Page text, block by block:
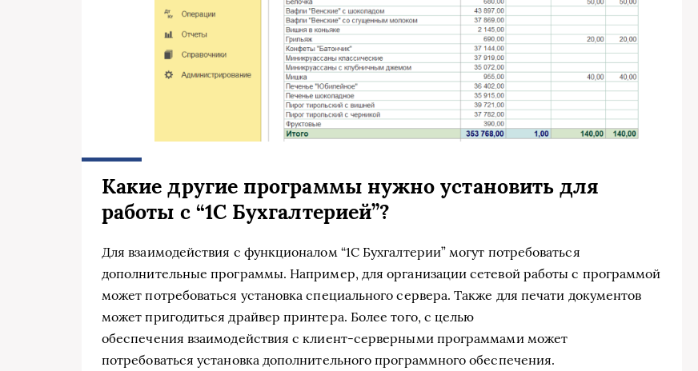
Какие другие программы нужно установить для
работы с “1С Бухгалтерией”?
Для взаимодействия с функционалом “1С Бухгалтерии” могут потребоваться
дополнительные программы. Например, для организации сетевой работы с программой
может потребоваться установка специального сервера. Также для печати документов
может пригодиться драйвер принтера. Более того, с целью
обеспечения взаимодействия с клиент-серверными программами может
потребоваться установка дополнительного программного обеспечения.